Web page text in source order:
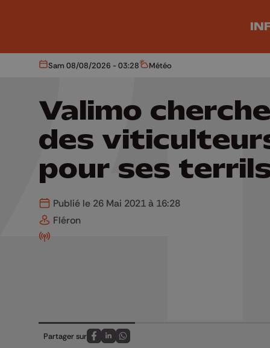
Aujourd'hui
Sam 08/08/2026 - 03:28 Météo
Météo
Valimo cherche
des
pour ses
Publié le 26 Mai 2021 à 16:28
Fléron
Partager sur
Partagez sur FaceBook
Partagez sur LinkedIn
Partagez sur Whatsapp